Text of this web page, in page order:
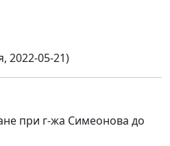
2022-05-21)
при г-жа Симеонова до